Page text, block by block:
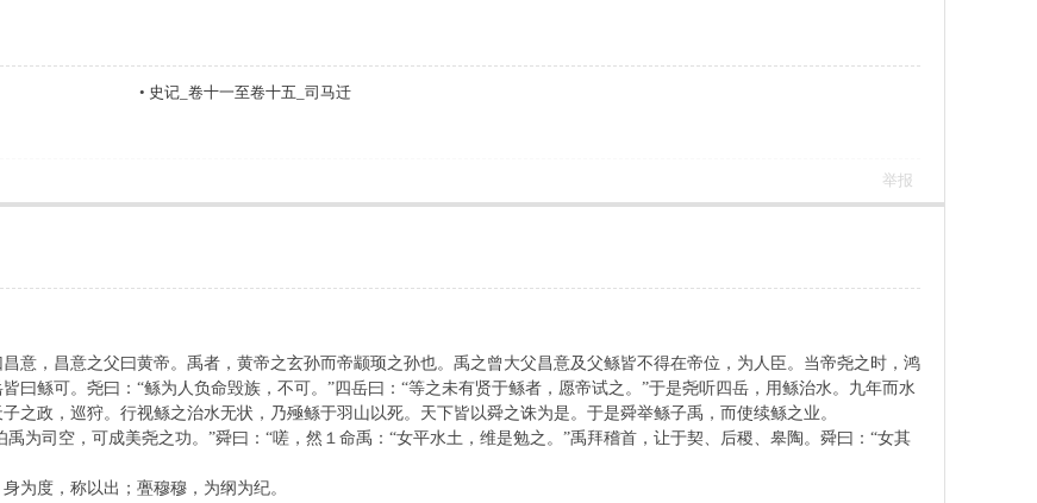
• 史记_卷十一至卷十五_司马迁
举报
意，昌意之父曰黄帝。禹者，黄帝之玄孙而帝颛顼之孙也。禹之曾大父昌意及父鲧皆不得在帝位，为人臣。当帝尧之时，鸿
曰鲧可。尧曰：“鲧为人负命毁族，不可。”四岳曰：“等之未有贤于鲧者，愿帝试之。”于是尧听四岳，用鲧治水。九年而水
之政，巡狩。行视鲧之治水无状，乃殛鲧于羽山以死。天下皆以舜之诛为是。于是舜举鲧子禹，而使续鲧之业。
为司空，可成美尧之功。”舜曰：“嗟，然１命禹：“女平水土，维是勉之。”禹拜稽首，让于契、后稷、皋陶。舜曰：“女其
为度，称以出；亹穆穆，为纲为纪。